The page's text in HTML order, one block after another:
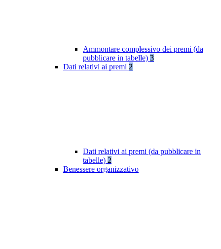
Ammontare complessivo dei premi (da
pubblicare in tabelle) 3
Dati relativi ai premi 2
Dati relativi ai premi (da pubblicare in
tabelle) 2
Benessere organizzativo